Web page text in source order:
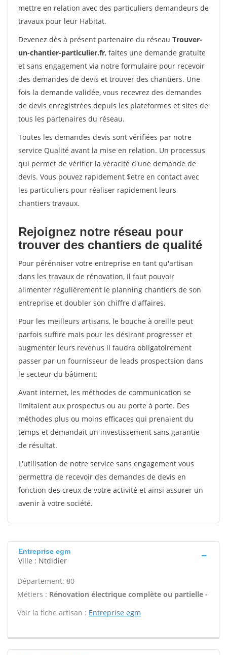
mettre en relation avec des particuliers demandeurs de
travaux pour leur Habitat.
Devenez dès à présent partenaire du réseau Trouver-
un-chantier-particulier.fr, faites une demande gratuite
et sans engagement via notre formulaire pour recevoir
des demandes de devis et trouver des chantiers. Une
fois la demande validée, vous recevrez des demandes
de devis enregistrées depuis les plateformes et sites de
tous les partenaires du réseau.
Toutes les demandes devis sont vérifiées par notre
service Qualité avant la mise en relation. Un processus
qui permet de vérifier la véracité d'une demande de
devis. Vous pouvez rapidement $etre en contact avec
les particuliers pour réaliser rapidement leurs
chantiers travaux.
Rejoignez notre réseau pour
trouver des chantiers de qualité
Pour pérénniser votre entreprise en tant qu'artisan
dans les travaux de rénovation, il faut pouvoir
alimenter régulièrement le planning chantiers de son
entreprise et doubler son chiffre d'affaires.
Pour les meilleurs artisans, le bouche à oreille peut
parfois suffire mais pour les désirant progresser et
augmenter leurs revenus il faudra obligatoirement
passer par un fournisseur de leads prospectsion dans
le secteur du bâtiment.
Avant internet, les méthodes de communication se
limitaient aux prospectus ou au porte à porte. Des
méthodes plus ou moins efficaces qui prenaient du
temps et demandait un investissement sans garantie
de résultat.
L'utilisation de notre service sans engagement vous
permettra de recevoir des demandes de devis en
fonction des creux de votre activité et ainsi assurer un
avenir à votre société.
Entreprise egm
Ville : Ntdidier
Département: 80
Métiers : Rénovation électrique complète ou partielle -
Voir la fiche artisan : Entreprise egm